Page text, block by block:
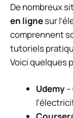
De nombreux
en lignesur
comprennent
tutoriels
Voici quelques
Udemy